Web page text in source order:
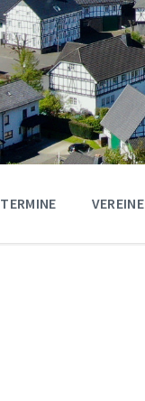
TERMINE VEREINE